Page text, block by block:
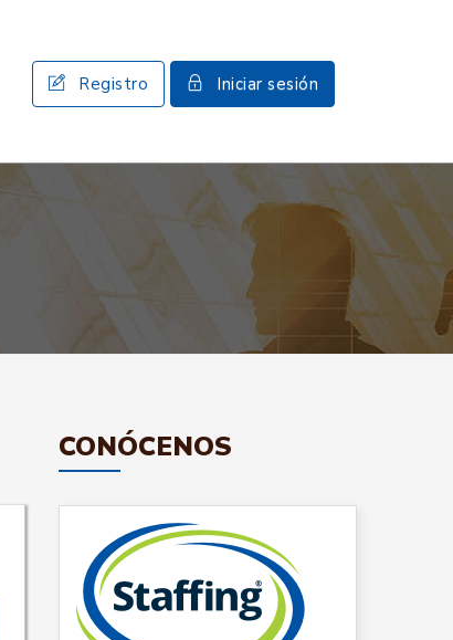
Registro Iniciar sesión
CONÓCENOS